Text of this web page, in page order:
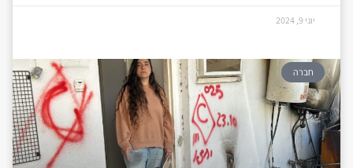
יוני 9, 2024
חברה